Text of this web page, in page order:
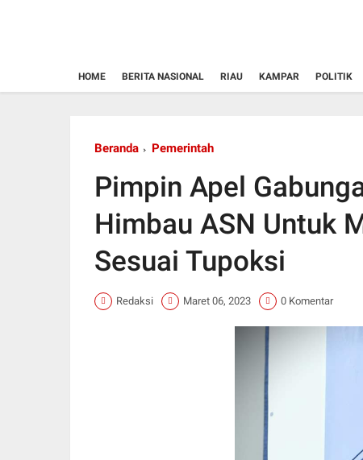
HOME BERITA NASIONAL RIAU KAMPAR POLITIK
Beranda Pemerintah
Pimpin Apel
Himbau ASN Untuk
Sesuai Tupoksi
Redaksi Maret 06, 2023 0 Komentar